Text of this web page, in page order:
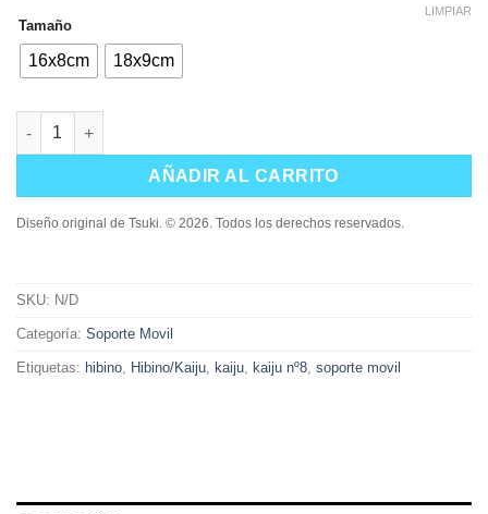
Tamaño
16x8cm 18x9cm
LIMPIAR
Soporte Hibino/Kaiju Alternative cantidad
AÑADIR AL CARRITO
Diseño original de Tsuki. © 2026. Todos los derechos reservados.
SKU: N/D
Categoría: Soporte Movil
Etiquetas: hibino, Hibino/Kaiju, kaiju, kaiju nº8, soporte movil